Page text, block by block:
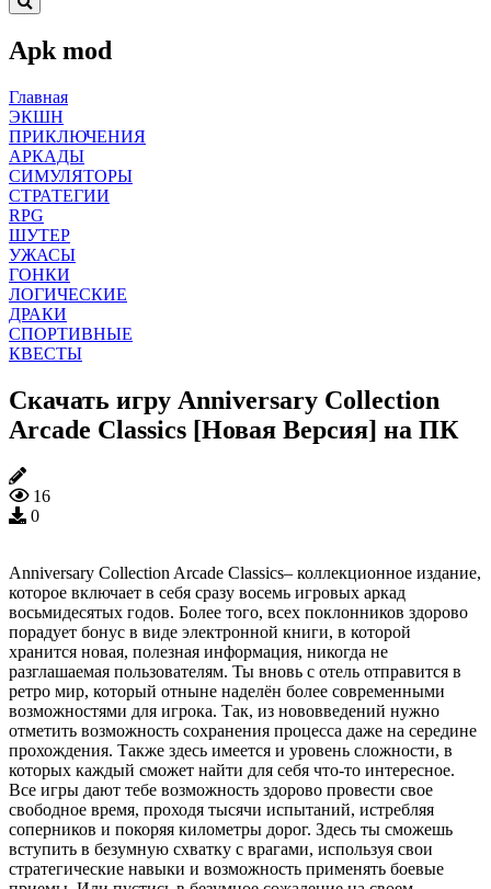
Apk mod
Главная
ЭКШН
ПРИКЛЮЧЕНИЯ
АРКАДЫ
СИМУЛЯТОРЫ
СТРАТЕГИИ
RPG
ШУТЕР
УЖАСЫ
ГОНКИ
ЛОГИЧЕСКИЕ
ДРАКИ
СПОРТИВНЫЕ
КВЕСТЫ
Скачать игру Anniversary Collection
Arcade Classics [Новая Версия] на ПК
16
0
Anniversary Collection Arcade Classics– коллекционное издание,
которое включает в себя сразу восемь игровых аркад
восьмидесятых годов. Более того, всех поклонников здорово
порадует бонус в виде электронной книги, в которой
хранится новая, полезная информация, никогда не
разглашаемая пользователям. Ты вновь с отель отправится в
ретро мир, который отныне наделён более современными
возможностями для игрока. Так, из нововведений нужно
отметить возможность сохранения процесса даже на середине
прохождения. Также здесь имеется и уровень сложности, в
которых каждый сможет найти для себя что-то интересное.
Все игры дают тебе возможность здорово провести свое
свободное время, проходя тысячи испытаний, истребляя
соперников и покоряя километры дорог. Здесь ты сможешь
вступить в безумную схватку с врагами, используя свои
стратегические навыки и возможность применять боевые